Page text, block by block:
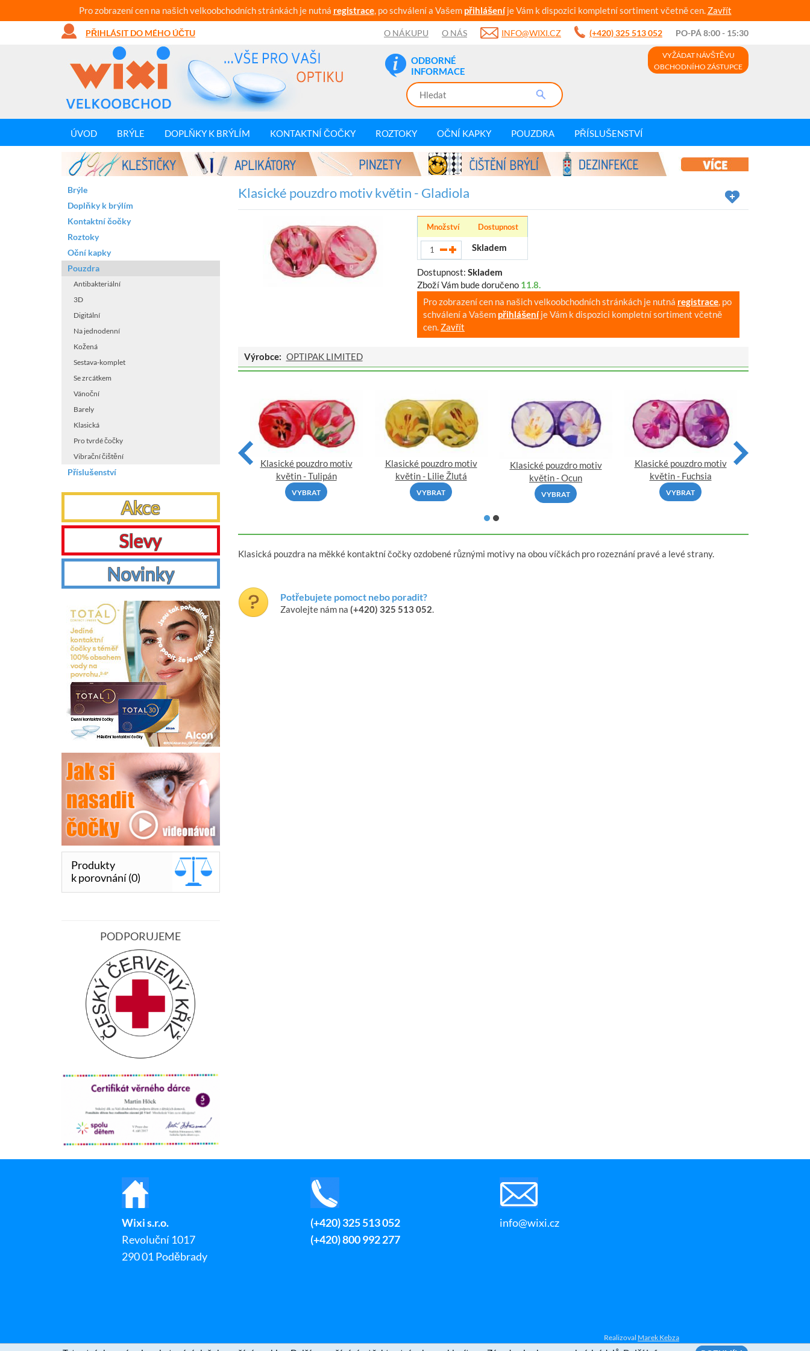
Pro zobrazení cen na našich velkoobchodních stránkách je nutná registrace, po schválení a Vašem přihlášeníje Vám k dispozici kompletní sortiment včetně cen. Zavřít
PŘIHLÁSIT DO MÉHO ÚČTU O NÁKUPU O NÁS INFO@WIXI.CZ (+420) 325 513 052 PO-PÁ 8:00 - 15:30
ODBORNÉ
INFORMACE
VYŽÁDAT NÁVŠTĚVU
OBCHODNÍHO ZÁSTUPCE
ÚVOD BRÝLE DOPLŇKY K BRÝLÍM KONTAKTNÍ ČOČKY ROZTOKY OČNÍ KAPKY POUZDRA PŘÍSLUŠENSTVÍ
Klasické pouzdro motiv květin - Gladiola
Množství Dostupnost
Skladem
Dostupnost: Skladem
Zboží Vám bude doručeno 11.8.
Pro zobrazení cen na našich velkoobchodních stránkách je nutná registrace, po
schválení a Vašem přihlášeníje Vám k dispozici kompletní sortiment včetně
cen. Zavřít
Výrobce: OPTIPAK LIMITED
květin - Dendrobium
VYBRAT VYBRAT
Klasické pouzdro motiv
květin - Tulipán
VYBRAT
Klasické pouzdro motiv
květin - Lilie Žlutá
VYBRAT
Klasické pouzdro motiv
květin - Ocun
VYBRAT
Klasické pouzdro motiv
květin - Fuchsia
VYBRAT
Klasická pouzdra na měkké kontaktní čočky ozdobené různými motivy na obou víčkách pro rozeznání pravé a levé strany.
Potřebujete pomoct nebo poradit?
Zavolejte nám na (+420) 325 513 052.
Brýle
Doplňky k brýlím
Kontaktní čočky
Roztoky
Oční kapky
Pouzdra
Antibakteriální
3D
Digitální
Na jednodenní
Kožená
Sestava-komplet
Se zrcátkem
Vánoční
Barely
Klasická
Pro tvrdé čočky
Vibrační čištění
Příslušenství
Akce
Slevy
Novinky
Produkty
k porovnání (0)
PODPORUJEME
Wixi s.r.o.
Revoluční 1017
290 01 Poděbrady
(+420) 325 513 052
(+420) 800 992 277
info@wixi.cz
Realizoval Marek Kebza